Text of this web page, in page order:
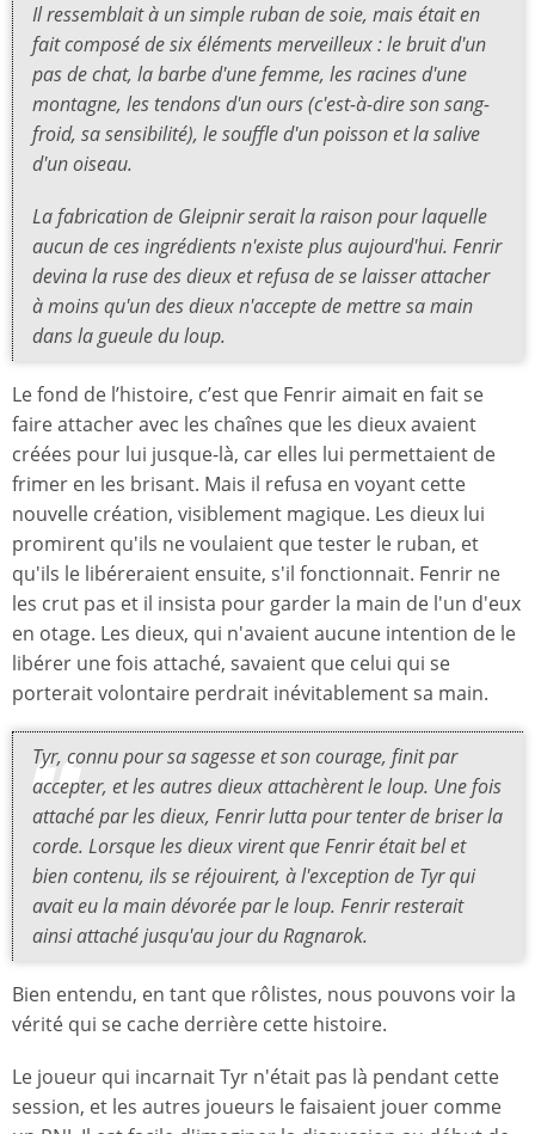
Il ressemblait à un simple ruban de soie, mais était en
fait composé de six éléments merveilleux : le bruit d'un
pas de chat, la barbe d'une femme, les racines d'une
montagne, les tendons d'un ours (c'est-à-dire son sang-
froid, sa sensibilité), le souffle d'un poisson et la salive
d'un oiseau.
La fabrication de Gleipnir serait la raison pour laquelle
aucun de ces ingrédients n'existe plus aujourd'hui. Fenrir
devina la ruse des dieux et refusa de se laisser attacher
à moins qu'un des dieux n'accepte de mettre sa main
dans la gueule du loup.
Le fond de l’histoire, c’est que Fenrir aimait en fait se
faire attacher avec les chaînes que les dieux avaient
créées pour lui jusque-là, car elles lui permettaient de
frimer en les brisant. Mais il refusa en voyant cette
nouvelle création, visiblement magique. Les dieux lui
promirent qu'ils ne voulaient que tester le ruban, et
qu'ils le libéreraient ensuite, s'il fonctionnait. Fenrir ne
les crut pas et il insista pour garder la main de l'un d'eux
en otage. Les dieux, qui n'avaient aucune intention de le
libérer une fois attaché, savaient que celui qui se
porterait volontaire perdrait inévitablement sa main.
Tyr, connu pour sa sagesse et son courage, finit par
accepter, et les autres dieux attachèrent le loup. Une fois
attaché par les dieux, Fenrir lutta pour tenter de briser la
corde. Lorsque les dieux virent que Fenrir était bel et
bien contenu, ils se réjouirent, à l'exception de Tyr qui
avait eu la main dévorée par le loup. Fenrir resterait
ainsi attaché jusqu'au jour du Ragnarok.
Bien entendu, en tant que rôlistes, nous pouvons voir la
vérité qui se cache derrière cette histoire.
Le joueur qui incarnait Tyr n'était pas là pendant cette
session, et les autres joueurs le faisaient jouer comme